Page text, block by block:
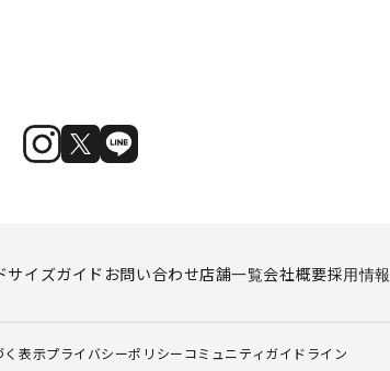
サイズガイド お問い合わせ店舗一覧会社概要採用情報
く表示プライバシーポリシー コミュニティガイドライン